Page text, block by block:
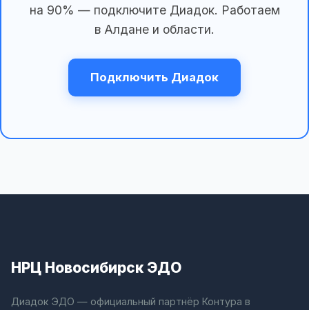
на 90% — подключите Диадок. Работаем
в Алдане и области.
Подключить Диадок
НРЦ Новосибирск ЭДО
Диадок ЭДО — официальный партнёр Контура в